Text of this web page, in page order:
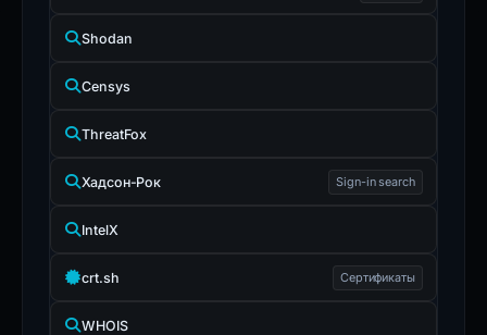
Shodan
Censys
ThreatFox
Хадсон-Рок Sign-in search
IntelX
crt.sh Сертификаты
WHOIS